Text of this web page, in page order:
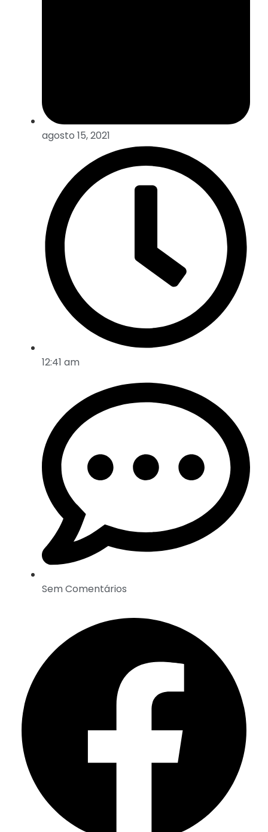
agosto 15, 2021
12:41 am
Sem Comentários